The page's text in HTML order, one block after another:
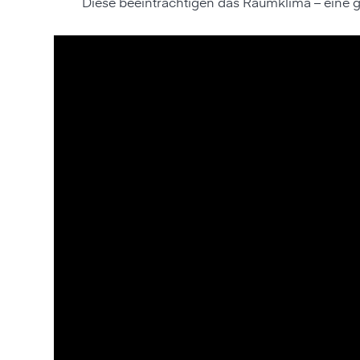
Diese beeinträchtigen das Raumklima – eine